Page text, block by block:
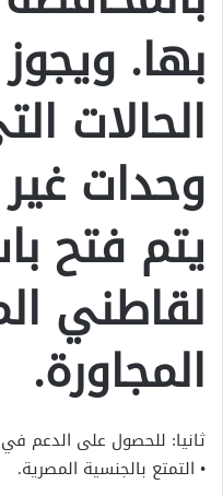
بها.
الحالات
وحدات
يتم فتح
لقاطني
المجاورة.
ثانيا: للحصول على الدعم في
• التمتع بالجنسية المصرية.